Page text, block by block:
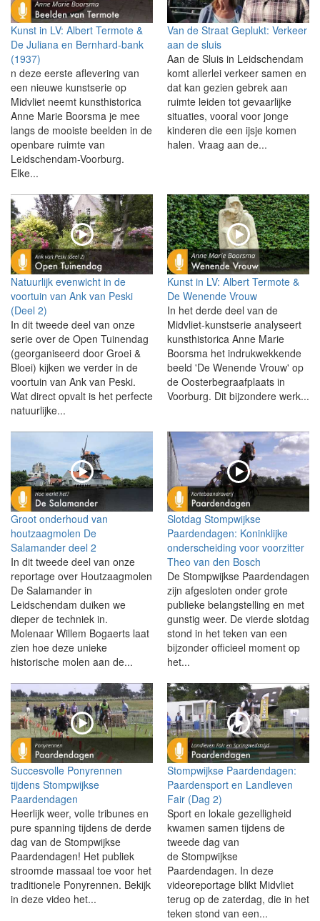
Kunst in LV: Albert Termote &
De Juliana en Bernhard-bank
(1937)
n deze eerste aflevering van
een nieuwe kunstserie op
Midvliet neemt kunsthistorica
Anne Marie Boorsma je mee
langs de mooiste beelden in de
openbare ruimte van
Leidschendam-Voorburg.
Elke...
Van de Straat Geplukt: Verkeer
aan de sluis
Aan de Sluis in Leidschendam
komt allerlei verkeer samen en
dat kan gezien gebrek aan
ruimte leiden tot gevaarlijke
situaties, vooral voor jonge
kinderen die een ijsje komen
halen. Vraag aan de...
Natuurlijk evenwicht in de
voortuin van Ank van Peski
(Deel 2)
In dit tweede deel van onze
serie over de Open Tuinendag
(georganiseerd door Groei &
Bloei) kijken we verder in de
voortuin van Ank van Peski.
Wat direct opvalt is het perfecte
natuurlijke...
Kunst in LV: Albert Termote &
De Wenende Vrouw
In het derde deel van de
Midvliet-kunstserie analyseert
kunsthistorica Anne Marie
Boorsma het indrukwekkende
beeld 'De Wenende Vrouw' op
de Oosterbegraafplaats in
Voorburg. Dit bijzondere werk...
Groot onderhoud van
houtzaagmolen De
Salamander deel 2
In dit tweede deel van onze
reportage over Houtzaagmolen
De Salamander in
Leidschendam duiken we
dieper de techniek in.
Molenaar Willem Bogaerts laat
zien hoe deze unieke
historische molen aan de...
Slotdag Stompwijkse
Paardendagen: Koninklijke
onderscheiding voor voorzitter
Theo van den Bosch
De Stompwijkse Paardendagen
zijn afgesloten onder grote
publieke belangstelling en met
gunstig weer. De vierde slotdag
stond in het teken van een
bijzonder officieel moment op
het...
Succesvolle Ponyrennen
tijdens Stompwijkse
Paardendagen
Heerlijk weer, volle tribunes en
pure spanning tijdens de derde
dag van de Stompwijkse
Paardendagen! Het publiek
stroomde massaal toe voor het
traditionele Ponyrennen. Bekijk
in deze video het...
Stompwijkse Paardendagen:
Paardensport en Landleven
Fair (Dag 2)
Sport en lokale gezelligheid
kwamen samen tijdens de
tweede dag van
de Stompwijkse
Paardendagen. In deze
videoreportage blikt Midvliet
terug op de zaterdag, die in het
teken stond van een...